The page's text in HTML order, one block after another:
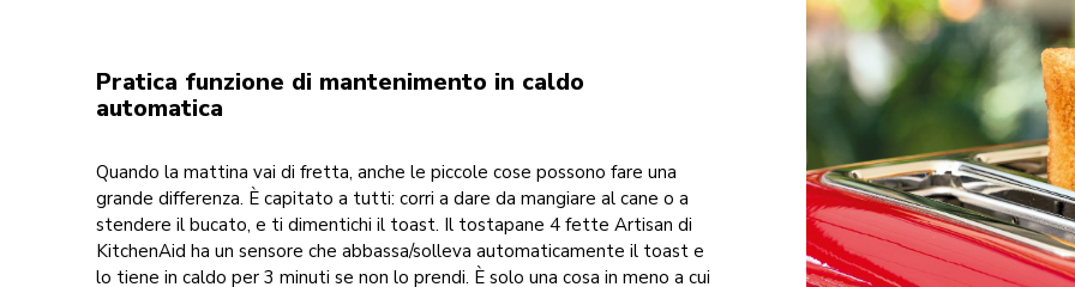
Pratica funzione di mantenimento in caldo
automatica
Quando la mattina vai di fretta, anche le piccole cose possono fare una
grande differenza. È capitato a tutti: corri a dare da mangiare al cane o a
stendere il bucato, e ti dimentichi il toast. Il tostapane 4 fette Artisan di
KitchenAid ha un sensore che abbassa/solleva automaticamente il toast e
lo tiene in caldo per 3 minuti se non lo prendi. È solo una cosa in meno a cui